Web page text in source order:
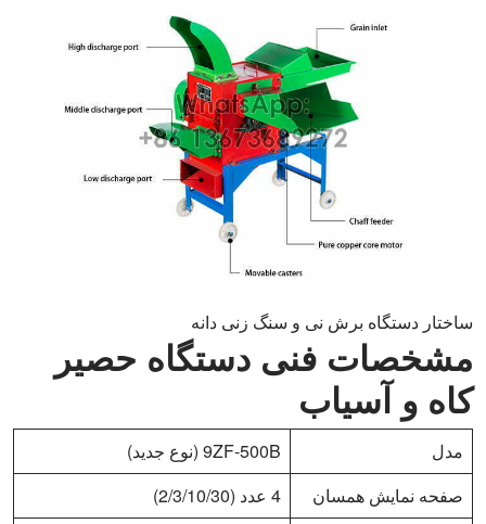
ساختار دستگاه برش نی و سنگ زنی دانه
مشخصات فنی دستگاه حصیر
کاه و آسیاب
مدل
9ZF-500B (نوع جدید)
صفحه نمایش همسان
4 عدد (2/3/10/30)